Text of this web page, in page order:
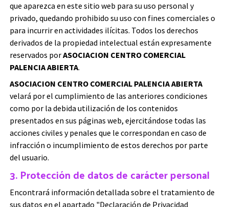
que aparezca en este sitio web para su uso personal y
privado, quedando prohibido su uso con fines comerciales o
para incurrir en actividades ilícitas. Todos los derechos
derivados de la propiedad intelectual están expresamente
reservados porASOCIACION CENTRO COMERCIAL
PALENCIA ABIERTA.
ASOCIACION CENTRO COMERCIAL PALENCIA ABIERTA
velará por el cumplimiento de las anteriores condiciones
como por la debida utilización de los contenidos
presentados en sus páginas web, ejercitándose todas las
acciones civiles y penales que le correspondan en caso de
infracción o incumplimiento de estos derechos por parte
del usuario.
3. Protección de datos de carácter personal
Encontrará información detallada sobre el tratamiento de
sus datos en el apartado "Declaración de Privacidad